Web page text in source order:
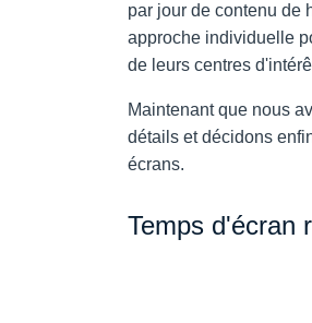
par jour de contenu de
approche individuelle
de leurs centres
Maintenant que nous
détails et décidons
écrans.
Temps d'écran